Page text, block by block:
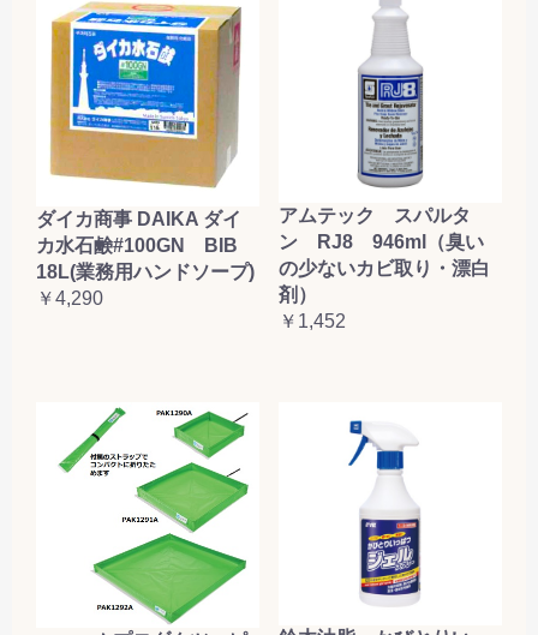
ダイカ商事 DAIKA ダイ
カ水石鹸#100GN BIB
18L(業務用ハンドソープ)
￥4,290
アムテック スパルタ
ン RJ8 946ml（臭い
の少ないカビ取り・漂白
剤）
￥1,452